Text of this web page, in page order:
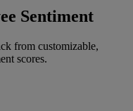
Sentiment
from customizable,
scores.